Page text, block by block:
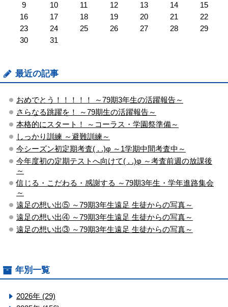
9
10 11 12 13 14
15
16
17 18 19 20 21
22
23
24 25 26 27 28
29
30
31
最近の記事
おめでとう！！！！！ ～79期3年生の活躍報告～
さらなる跳躍を！ ～79期生の活躍報告～
本格的にスタート！ ～コーラス・学園祭準備～
しっかり訓練 ～避難訓練～
今シーズン初定期考査( . .)φ ～1学期中間考査中～
今年度初の定期テストへ向けて( . .)φ ～考査前週の放課後
～
信じる・こだわる・感謝する ～79期3年生・学年進路集会
～
遠足の想い出⑤ ～79期3年生遠足 生徒からの写真～
遠足の想い出④ ～79期3年生遠足 生徒からの写真～
遠足の想い出③ ～79期3年生遠足 生徒からの写真～
年別一覧
2026年 (29)